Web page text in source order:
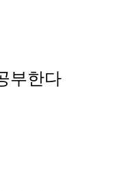
부한다